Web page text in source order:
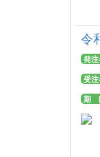
令
発
受
期